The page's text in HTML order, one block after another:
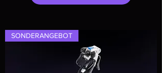
SONDERANGEBOT